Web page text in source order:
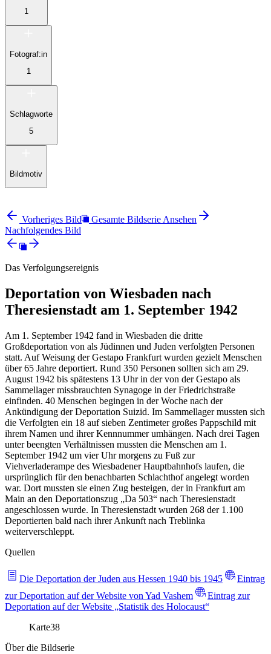
1
Fotograf:in
1
Schlagworte
5
Bildmotiv
Vorheriges Bild
Gesamte Bildserie Ansehen
Nachfolgendes Bild
Das Verfolgungsereignis
Deportation von Wiesbaden nach
Theresienstadt am 1. September 1942
Am 1. September 1942 fand in Wiesbaden die dritte
Großdeportation von als Jüdinnen und Juden verfolgten Personen
statt. Auf Weisung der Gestapo Frankfurt wurden gezielt Menschen
über 65 Jahre deportiert. Rund 350 Personen sollten sich am 29.
August 1942 bis spätestens 13 Uhr in der von der Gestapo als
Sammellager missbrauchten Synagoge in der Friedrichstraße
einfinden. 40 Menschen begingen in der Woche nach der
Ankündigung der Deportation Suizid. Im Sammellager mussten sich
die Verfolgten ein 18 auf sieben Zentimeter großes Pappschild mit
ihrem Namen und ihrer Kennnummer umhängen. Nach drei Tagen
unter beengten Verhältnissen mussten die Menschen am 1.
September 1942 um vier Uhr morgens zu Fuß zur
Viehverladerampe des Wiesbadener Hauptbahnhofs laufen, die
ursprünglich für den benachbarten Schlachthof angelegt worden
war. Dort mussten sie einen Zug besteigen, der in Frankfurt am
Main an den Deportationszug „Da 503“ nach Theresienstadt
angeschlossen wurde. In Theresienstadt wurden 268 der 1.100
Deportierten bald nach ihrer Ankunft nach Treblinka
weiterverschleppt.
Quellen
Die Deportation der Juden aus Hessen 1940 bis 1945
Eintrag
zur Deportation auf der Website von Yad Vashem
Eintrag zur
Deportation auf der Website „Statistik des Holocaust“
Karte38
Über die Bildserie